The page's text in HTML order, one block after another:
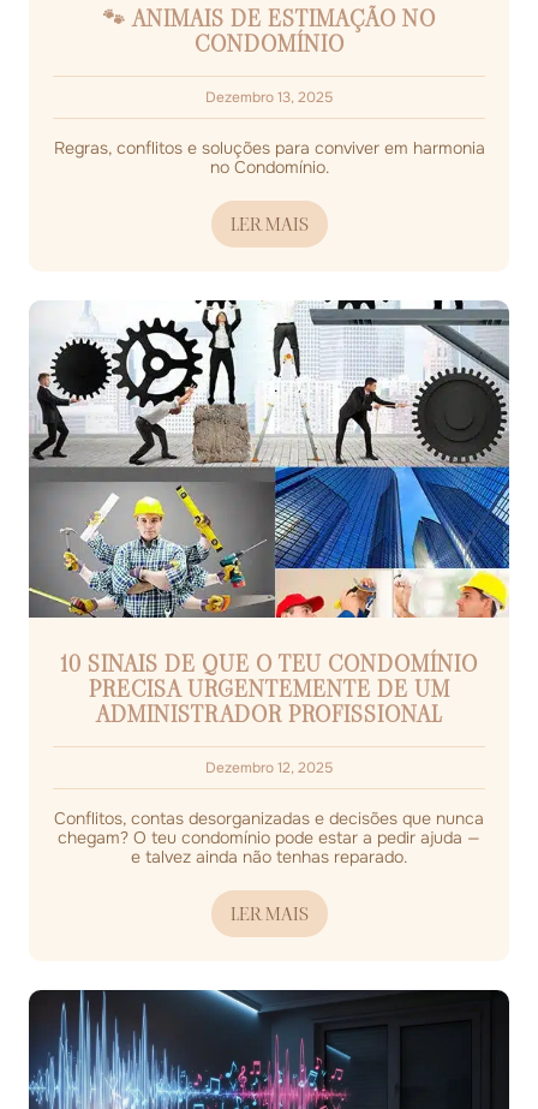
🐾 ANIMAIS DE ESTIMAÇÃO NO
CONDOMÍNIO
Dezembro 13, 2025
Regras, conflitos e soluções para conviver em harmonia
no Condomínio.
LER MAIS
10 SINAIS DE QUE O TEU CONDOMÍNIO
PRECISA URGENTEMENTE DE UM
ADMINISTRADOR PROFISSIONAL
Dezembro 12, 2025
Conflitos, contas desorganizadas e decisões que nunca
chegam? O teu condomínio pode estar a pedir ajuda —
e talvez ainda não tenhas reparado.
LER MAIS